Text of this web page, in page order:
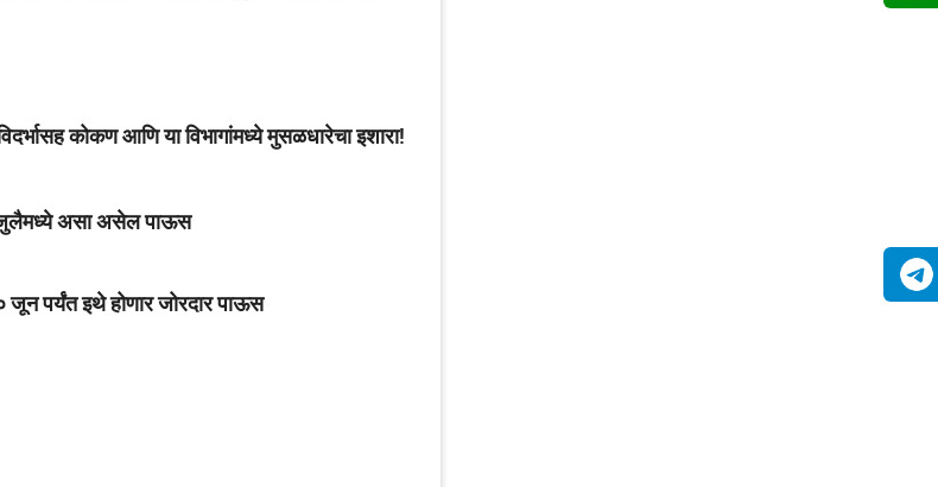
कोकण आणि या विभागांमध्ये मुसळधारेचा इशारा!
असा असेल पाऊस
पर्यंत इथे होणार जोरदार पाऊस